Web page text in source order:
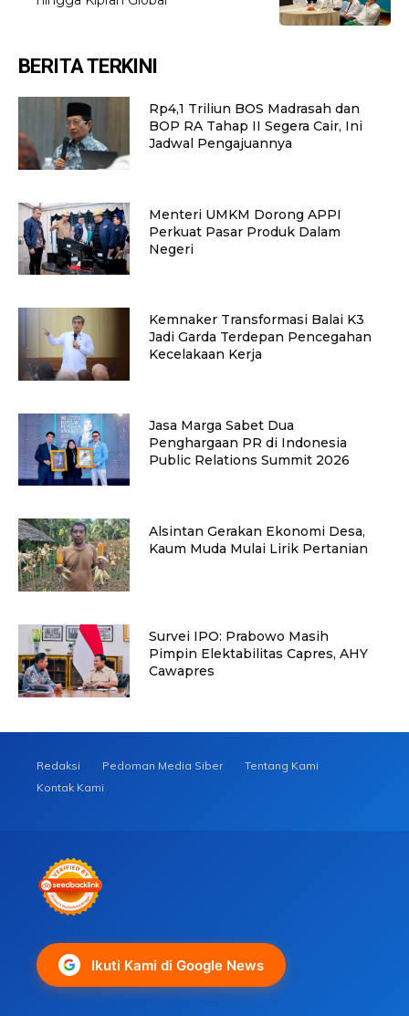
BERITA TERKINI
Rp4,1 Triliun BOS Madrasah dan
BOP RA Tahap II Segera Cair, Ini
Jadwal Pengajuannya
Menteri UMKM Dorong APPI
Perkuat Pasar Produk Dalam
Negeri
Kemnaker Transformasi Balai K3
Jadi Garda Terdepan Pencegahan
Kecelakaan Kerja
Jasa Marga Sabet Dua
Penghargaan PR di Indonesia
Public Relations Summit 2026
Alsintan Gerakan Ekonomi Desa,
Kaum Muda Mulai Lirik Pertanian
Survei IPO: Prabowo Masih
Pimpin Elektabilitas Capres, AHY
Cawapres
Redaksi Pedoman Media Siber
Tentang Kami
Kontak Kami
Ikuti Kami di Google News